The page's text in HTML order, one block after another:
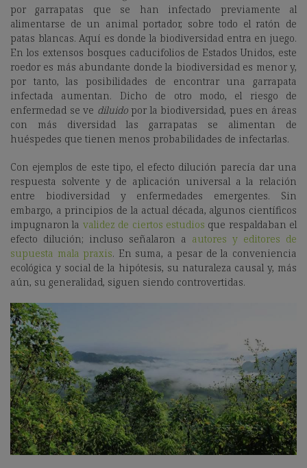
por garrapatas que se han infectado previamente al
alimentarse de un animal portador, sobre todo el ratón de
patas blancas. Aquí es donde la biodiversidad entra en juego.
En los extensos bosques caducifolios de Estados Unidos, este
roedor es más abundante donde la biodiversidad es menor y,
por tanto, las posibilidades de encontrar una garrapata
infectada aumentan. Dicho de otro modo, el riesgo de
enfermedad se ve diluido por la biodiversidad, pues en áreas
con más diversidad las garrapatas se alimentan de
huéspedes que tienen menos probabilidades de infectarlas.
Con ejemplos de este tipo, el efecto dilución parecía dar una
respuesta solvente y de aplicación universal a la relación
entre biodiversidad y enfermedades emergentes. Sin
embargo, a principios de la actual década, algunos científicos
impugnaron la validez de ciertos estudios que respaldaban el
efecto dilución; incluso señalaron a autores y editores de
supuesta mala praxis. En suma, a pesar de la conveniencia
ecológica y social de la hipótesis, su naturaleza causal y, más
aún, su generalidad, siguen siendo controvertidas.